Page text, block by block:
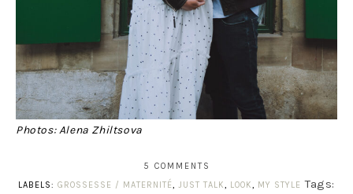
Photos: Alena Zhiltsova
5 COMMENTS
LABELS:GROSSESSE / MATERNITÉ,JUST TALK, LOOK, MY STYLE Tags: